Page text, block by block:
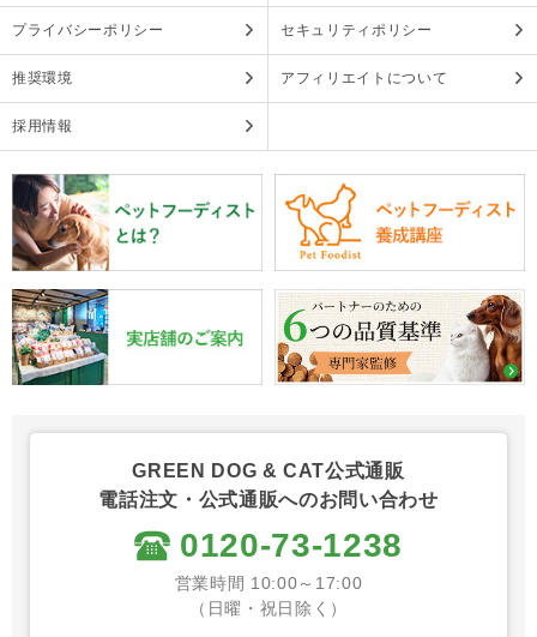
プライバシーポリシー セキュリティポリシー
推奨環境 アフィリエイトについて
採用情報
GREEN DOG & CAT公式通販
電話注文・公式通販へのお問い合わせ
0120-73-1238
営業時間 10:00～17:00
（日曜・祝日除く）